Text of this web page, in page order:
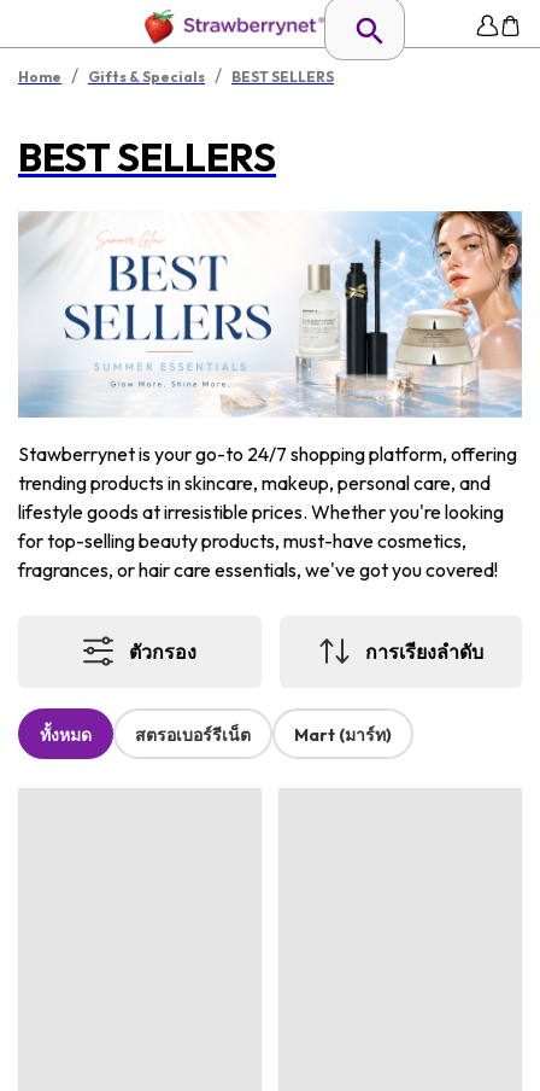
Home / Gifts & Specials / BEST SELLERS
BEST SELLERS
Stawberrynet is your go-to 24/7 shopping platform, offering
trending products in skincare, makeup, personal care, and
lifestyle goods at irresistible prices. Whether you're looking
for top-selling beauty products, must-have cosmetics,
fragrances, or hair care essentials, we've got you covered!
ตัวกรอง การเรียงลำดับ
ทั้งหมด สตรอเบอร์รีเน็ต Mart (มาร์ท)